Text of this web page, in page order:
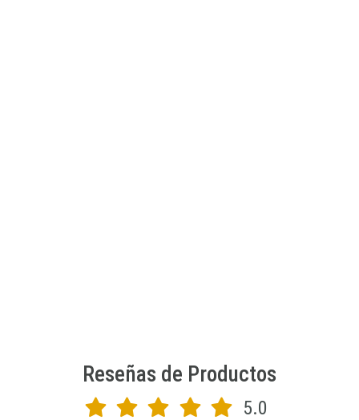
Reseñas de Productos
5.0